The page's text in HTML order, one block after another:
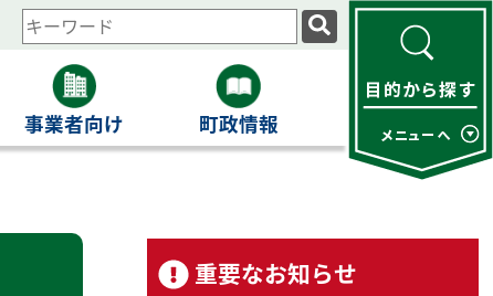
検
索
ワ
ー
事業者向け 町政情報
重要なお知らせ